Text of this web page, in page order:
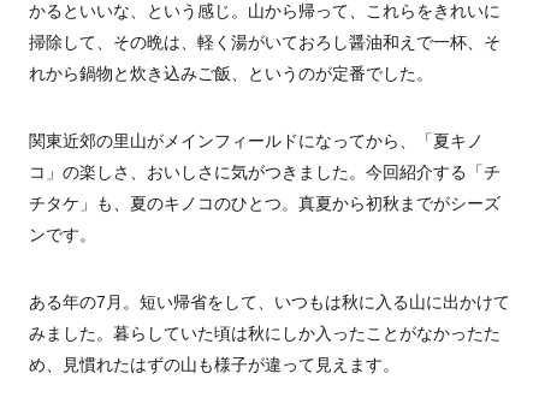
かるといいな、という感じ。山から帰って、これらをきれいに
掃除して、その晩は、軽く湯がいておろし醤油和えで一杯、そ
れから鍋物と炊き込みご飯、というのが定番でした。
関東近郊の里山がメインフィールドになってから、「夏キノ
コ」の楽しさ、おいしさに気がつきました。今回紹介する「チ
チタケ」も、夏のキノコのひとつ。真夏から初秋までがシーズ
ンです。
ある年の7 月。短い帰省をして、いつもは秋に入る山に出かけて
みました。暮らしていた頃は秋にしか入ったことがなかったた
め、見慣れたはずの山も様子が違って見えます。